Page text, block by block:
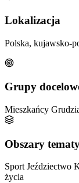
Lokalizacja
Polska, kujawsko-
Grupy
Mieszkańcy
Obszary
SportJeździectwo
życia